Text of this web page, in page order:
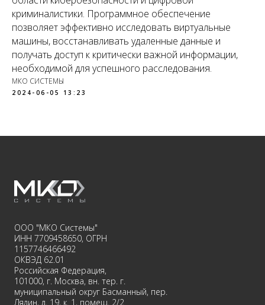
криминалистики. Программное обеспечение
позволяет эффективно исследовать виртуальные
машины, восстанавливать удаленные данные и
получать доступ к критически важной информации,
необходимой для успешного расследования.
МКО СИСТЕМЫ
2024-06-05 13:23
ООО "МКО Системы"
ИНН 7709458650, ОГРН
1157746466492
ОКВЭД 62.01
Российская Федерация,
101000, г. Москва, вн. тер. г.
муниципальный округ Басманный, пер.
Лялин, д. 19, к. 1, помещ. 2/2